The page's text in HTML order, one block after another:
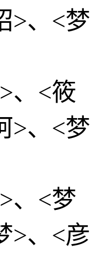
>、<梦
、<筱
>、<梦
、<梦
>、<彦